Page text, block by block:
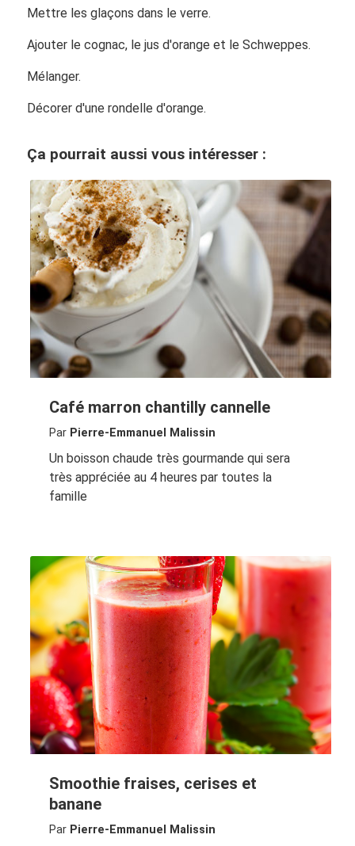
Mettre les glaçons dans le verre.
Ajouter le cognac, le jus d'orange et le Schweppes.
Mélanger.
Décorer d'une rondelle d'orange.
Ça pourrait aussi vous intéresser :
Café marron chantilly cannelle
Par Pierre-Emmanuel Malissin
Un boisson chaude très gourmande qui sera
très appréciée au 4 heures par toutes la
famille
Smoothie fraises, cerises et
banane
Par Pierre-Emmanuel Malissin